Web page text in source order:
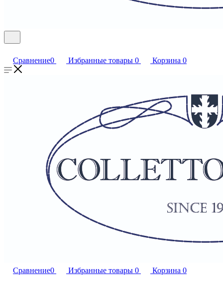
Сравнение0 Избранные товары 0 Корзина 0
Сравнение0 Избранные товары 0 Корзина 0